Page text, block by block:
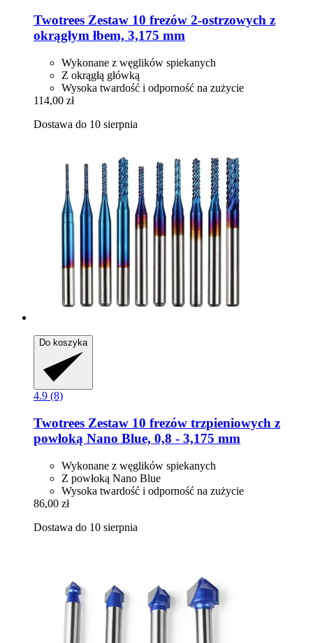
Twotrees Zestaw 10 frezów 2-​ostrzowych z
okrągłym łbem, 3,175 mm
Wykonane z węglików spiekanych
Z okrągłą główką
Wysoka twardość i odporność na zużycie
114,00 zł
Dostawa do 10 sierpnia
Do koszyka
4.9 (8)
Twotrees Zestaw 10 frezów trzpieniowych z
powłoką Nano Blue, 0,8 -​ 3,175 mm
Wykonane z węglików spiekanych
Z powłoką Nano Blue
Wysoka twardość i odporność na zużycie
86,00 zł
Dostawa do 10 sierpnia